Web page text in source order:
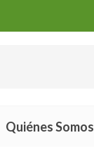
Quiénes Somos